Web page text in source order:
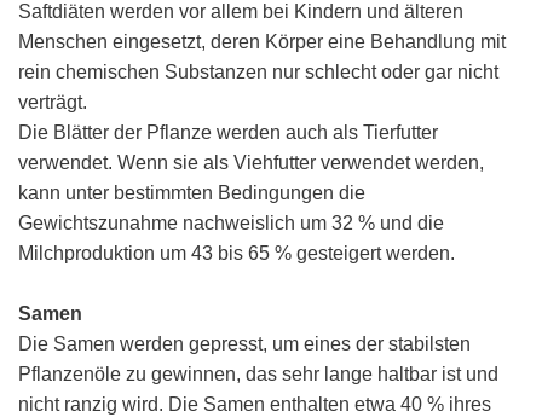
Saftdiäten werden vor allem bei Kindern und älteren
Menschen eingesetzt, deren Körper eine Behandlung mit
rein chemischen Substanzen nur schlecht oder gar nicht
verträgt.
Die Blätter der Pflanze werden auch als Tierfutter
verwendet. Wenn sie als Viehfutter verwendet werden,
kann unter bestimmten Bedingungen die
Gewichtszunahme nachweislich um 32 % und die
Milchproduktion um 43 bis 65 % gesteigert werden.
Samen
Die Samen werden gepresst, um eines der stabilsten
Pflanzenöle zu gewinnen, das sehr lange haltbar ist und
nicht ranzig wird. Die Samen enthalten etwa 40 % ihres